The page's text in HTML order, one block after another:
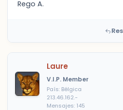
Rego A.
Laure
V.I.P. Member
País: Bélgica
213.46.162.-
Mensajes: 145